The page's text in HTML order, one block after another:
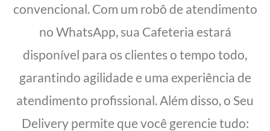
convencional. Com um robô de atendimento
no WhatsApp, sua Cafeteria estará
disponível para os clientes o tempo todo,
garantindo agilidade e uma experiência de
atendimento profissional. Além disso, o Seu
Delivery permite que você gerencie tudo: